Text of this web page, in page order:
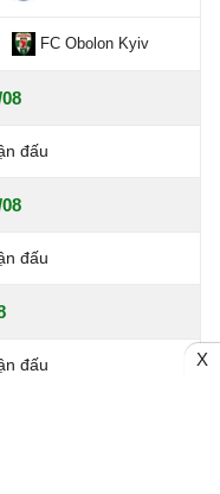
FC Obolon Kyiv
đấu
đấu
đấu X